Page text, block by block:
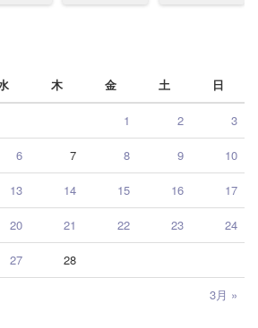
木 金 土 日
3月 »
1 2 3
6 7 8 9 10
13 14 15 16 17
20 21 22 23 24
27 28